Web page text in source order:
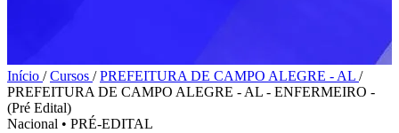
Início / Cursos / PREFEITURA DE CAMPO ALEGRE - AL /
PREFEITURA DE CAMPO ALEGRE - AL - ENFERMEIRO -
(Pré Edital)
Nacional • PRÉ-EDITAL